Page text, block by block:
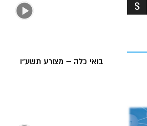
בואי כלה – מצורע תשע"ו